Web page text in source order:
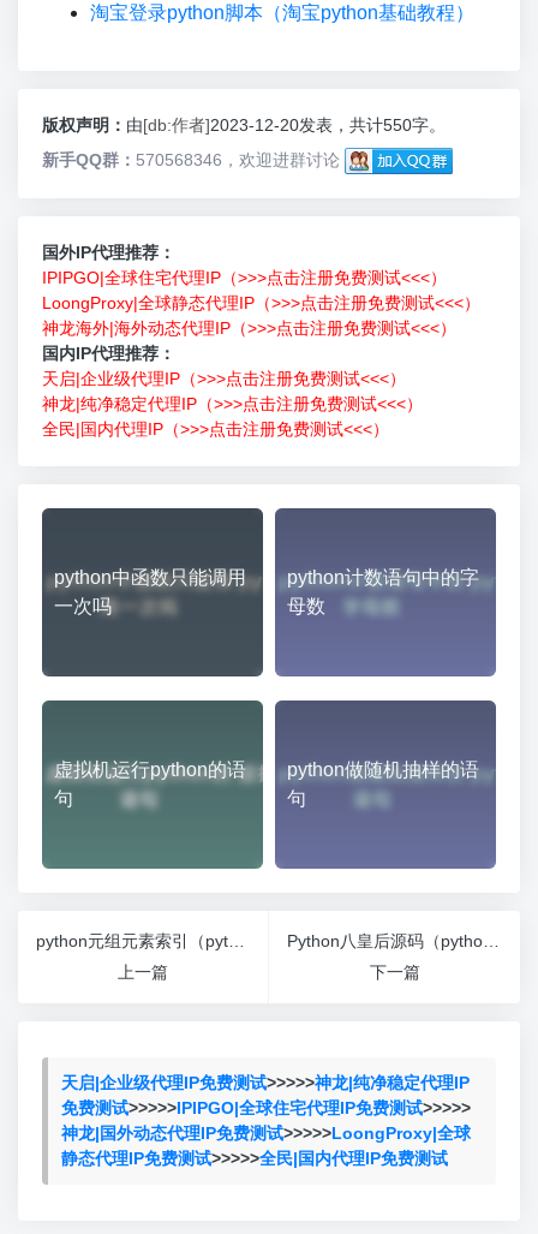
淘宝登录python脚本（淘宝python基础教程）
版权声明： 由[db:作者]2023-12-20发表，共计550字。
新手QQ群： 570568346，欢迎进群讨论
国外IP代理推荐：
IPIPGO|全球住宅代理IP（>>>点击注册免费测试<<<）
LoongProxy|全球静态代理IP（>>>点击注册免费测试<<<）
神龙海外|海外动态代理IP（>>>点击注册免费测试<<<）
国内IP代理推荐：
天启|企业级代理IP（>>>点击注册免费测试<<<）
神龙|纯净稳定代理IP（>>>点击注册免费测试<<<）
全民|国内代理IP（>>>点击注册免费测试<<<）
python中函数只能调用
一次吗
python计数语句中的字
母数
虚拟机运行python的语
句
python做随机抽样的语
句
上一篇
下一篇
天启|企业级代理IP免费测试>>>>>神龙|纯净稳定代理IP
免费测试>>>>>IPIPGO|全球住宅代理IP免费测试>>>>>
神龙|国外动态代理IP免费测试>>>>>LoongProxy|全球
静态代理IP免费测试>>>>>全民|国内代理IP免费测试